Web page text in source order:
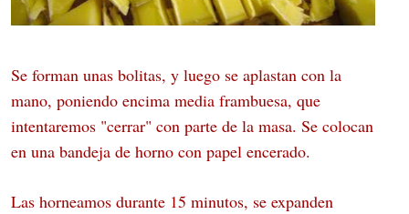
Se forman unas bolitas, y luego se aplastan con la
mano, poniendo encima media frambuesa, que
intentaremos "cerrar" con parte de la masa. Se colocan
en una bandeja de horno con papel encerado.
Las horneamos durante 15 minutos, se expanden